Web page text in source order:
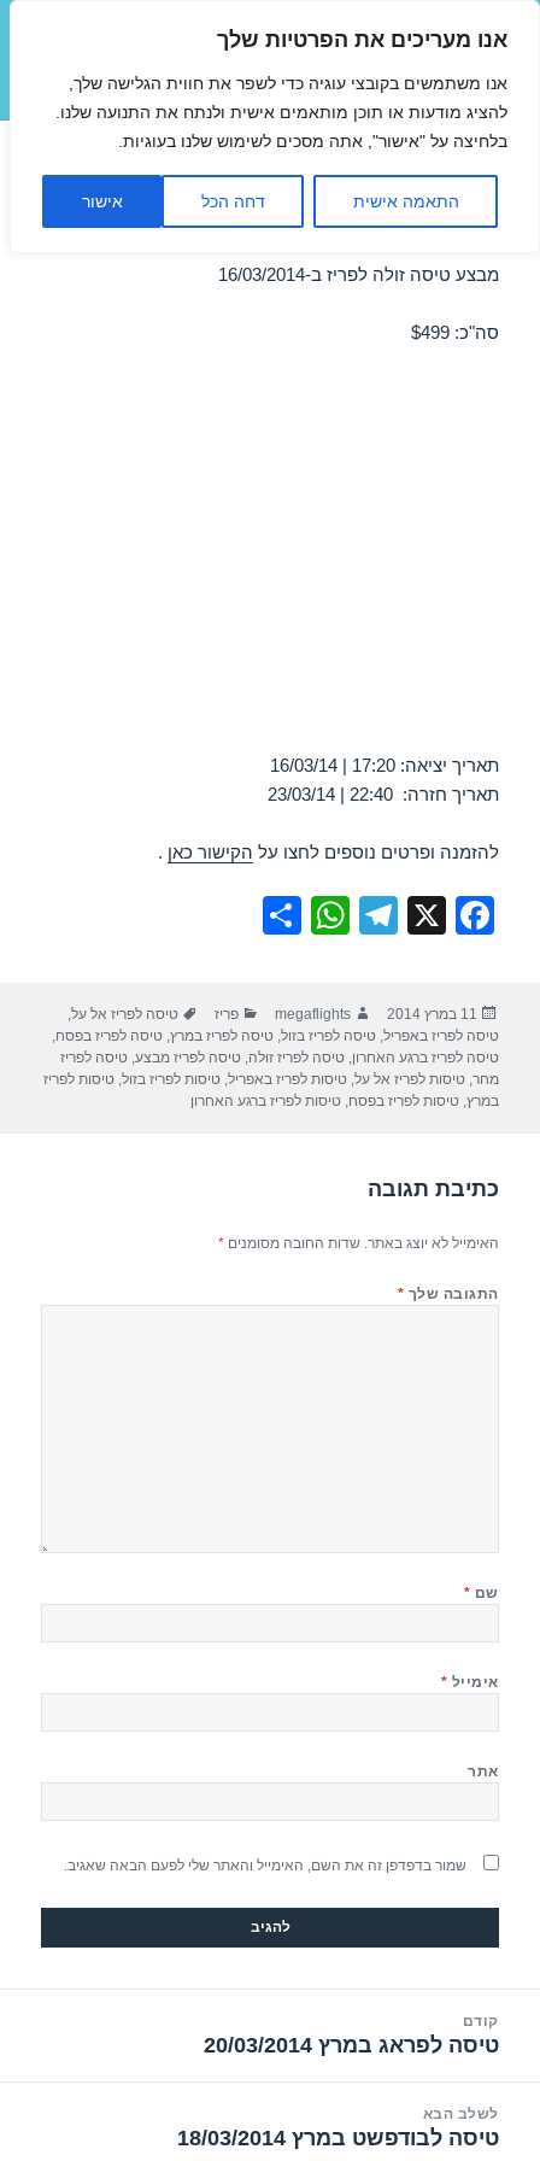
אנו מעריכים את הפרטיות שלך
אנו משתמשים בקובצי עוגיה כדי לשפר את חווית הגלישה שלך,
להציג מודעות או תוכן מותאמים אישית ולנתח את התנועה שלנו.
בלחיצה על "אישור", אתה מסכים לשימוש שלנו בעוגיות.
התאמה אישית דחה הכל אישור
תפריטים
ווידג'טים
טיסה לפריז במרץ 16/03/2014
במבצע
מבצע טיסה זולה לפריז ב-16/03/2014
סה"כ: $499
תאריך יציאה: 17:20 | 16/03/14
תאריך חזרה: 22:40 | 23/03/14
להזמנה ופרטים נוספים לחצו על הקישור כאן .
F
e
b
o
k
X
T
gr
a
m
W
s
A
p
e
פורסם
בתאריך
11 במרץ 2014 מחבר
megaflights קטגוריות
פריז תגיות
טיסה לפריז אל על,
טיסה לפריז באפריל,טיסה לפריז בזול,טיסה לפריז במרץ,טיסה לפריז בפסח,
טיסה לפריז ברגע האחרון,טיסה לפריז זולה,טיסה לפריז מבצע,טיסה לפריז
מחר,טיסות לפריז אל על,טיסות לפריז באפריל,טיסות לפריז בזול,טיסות לפריז
במרץ,טיסות לפריז בפסח,טיסות לפריז ברגע האחרון
כתיבת תגובה
האימייל לא יוצג באתר. שדות החובה מסומנים*
התגובה שלך *
שם *
אימייל *
אתר
שמור בדפדפן זה את השם, האימייל והאתר שלי לפעם הבאה שאגיב.
קודם
הפוסט
טיסה לפראג במרץ 20/03/2014
לשלב הבא
הפוסט
טיסה לבודפשט במרץ 18/03/2014